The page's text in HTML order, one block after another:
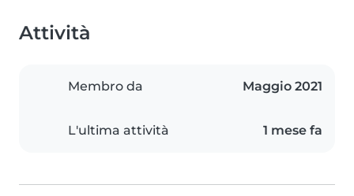
Attività
Membro da Maggio 2021
L'ultima attività 1 mese fa